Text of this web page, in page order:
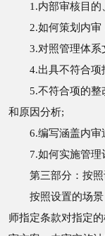
1.内部审核目的
2.如何策划内审
3.对照管理体系
4.出具不符合项
5.不符合项的整改
和原因分析;
6.编写涵盖内审
7.如何实施管理评
第三部分：按照
按照设置的场景
师指定条款对指定